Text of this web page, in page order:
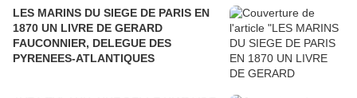
LES MARINS DU SIEGE DE PARIS EN
1870 UN LIVRE DE GERARD
FAUCONNIER, DELEGUE DES
PYRENEES-ATLANTIQUES